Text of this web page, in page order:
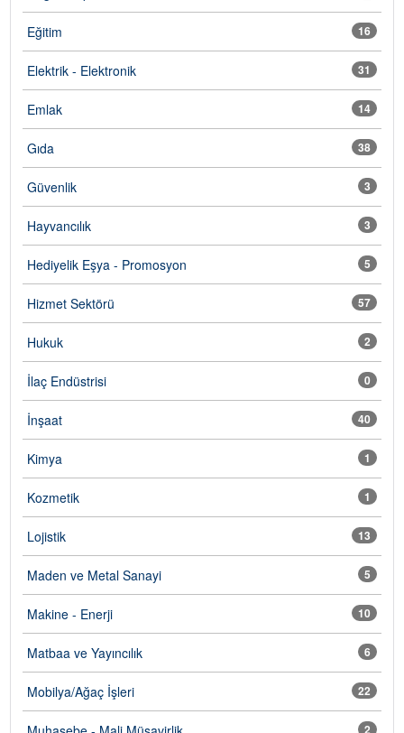
Eğitim 16
Elektrik - Elektronik 31
Emlak 14
Gıda 38
Güvenlik 3
Hayvancılık 3
Hediyelik Eşya - Promosyon 5
Hizmet Sektörü 57
Hukuk 2
İlaç Endüstrisi 0
İnşaat 40
Kimya 1
Kozmetik 1
Lojistik 13
Maden ve Metal Sanayi 5
Makine - Enerji 10
Matbaa ve Yayıncılık 6
Mobilya/Ağaç İşleri 22
2